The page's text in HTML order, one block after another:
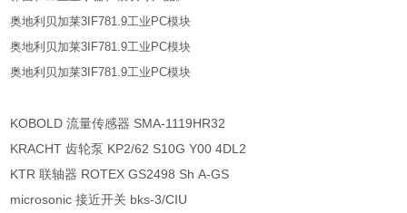
奥地利贝加莱3IF781.9工业PC模块
奥地利贝加莱3IF781.9工业PC模块
奥地利贝加莱3IF781.9工业PC模块
KOBOLD 流量传感器 SMA-1119HR32
KRACHT 齿轮泵 KP2/62 S10G Y00 4DL2
KTR 联轴器 ROTEX GS2498 Sh A-GS
microsonic 接近开关 bks-3/CIU